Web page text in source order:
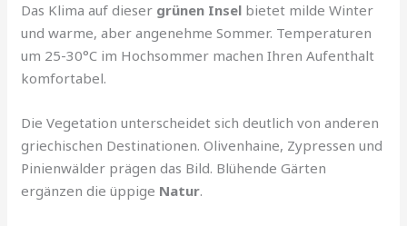
Das Klima auf dieser grünen Insel bietet milde Winter
und warme, aber angenehme Sommer. Temperaturen
um 25-30°C im Hochsommer machen Ihren Aufenthalt
komfortabel.
Die Vegetation unterscheidet sich deutlich von anderen
griechischen Destinationen. Olivenhaine, Zypressen und
Pinienwälder prägen das Bild. Blühende Gärten
ergänzen die üppige Natur.